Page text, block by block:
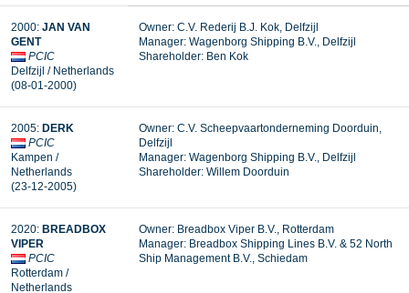
2000: JAN VAN
GENT
PCIC
Delfzijl / Netherlands
(08-01-2000)
Owner: C.V. Rederij B.J. Kok, Delfzijl
Manager: Wagenborg Shipping B.V., Delfzijl
Shareholder: Ben Kok
2005: DERK
PCIC
Kampen /
Netherlands
(23-12-2005)
Owner: C.V. Scheepvaartonderneming Doorduin,
Delfzijl
Manager: Wagenborg Shipping B.V., Delfzijl
Shareholder: Willem Doorduin
2020: BREADBOX
VIPER
PCIC
Rotterdam /
Netherlands
Owner: Breadbox Viper B.V., Rotterdam
Manager: Breadbox Shipping Lines B.V. & 52 North
Ship Management B.V., Schiedam